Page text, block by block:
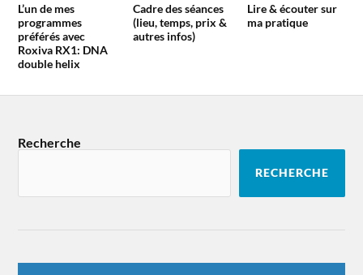
L’un de mes
programmes
préférés avec
Roxiva RX1: DNA
double helix
Cadre des séances
(lieu, temps, prix &
autres infos)
Lire & écouter sur
ma pratique
Recherche
RECHERCHE